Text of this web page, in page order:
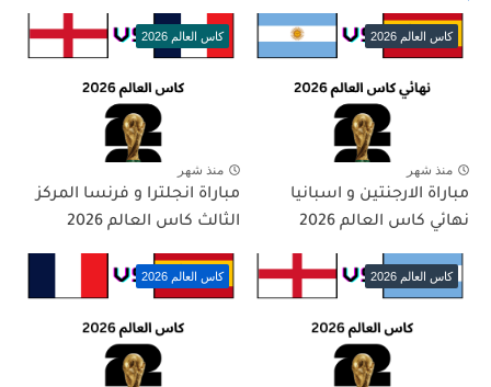
كاس العالم 2026
منذ شهر
مباراة الارجنتين و اسبانيا
نهائي كاس العالم 2026
كاس العالم 2026
منذ شهر
مباراة انجلترا و فرنسا المركز
الثالث كاس العالم 2026
كاس العالم 2026 كاس العالم 2026